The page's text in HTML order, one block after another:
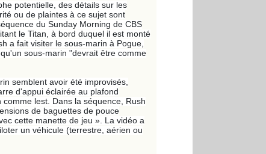
potentielle, des détails sur les
ou de plaintes à ce sujet sont
du Sunday Morning de CBS
le Titan, à bord duquel il est monté
a fait visiter le sous-marin à Pogue,
sous-marin "devrait être comme
semblent avoir été improvisés,
d'appui éclairée au plafond
lest. Dans la séquence, Rush
de baguettes de pouce
cette manette de jeu ». La vidéo a
un véhicule (terrestre, aérien ou